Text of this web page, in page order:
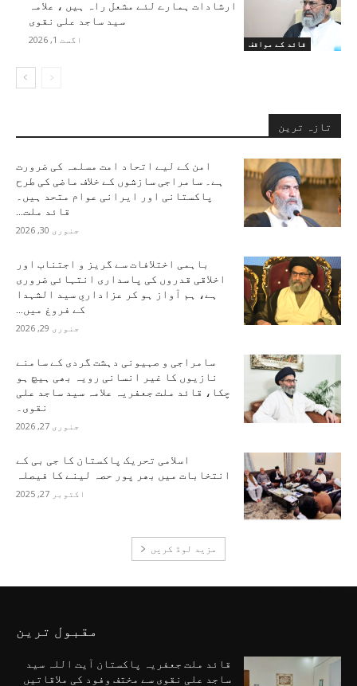
قائد کے مواقف
ارشادات ہمارے لئے مشعل راہ ہیں ، علامہ
سید ساجد علی نقوی
اگست 1, 2026
تازہ ترین
امن کے لیے اتحاد امت مسلمہ کی ضرورت
ہے۔ سامراجی سازشوں کے خلاف ماضی کی طرح
پاکستانی اور ایرانی عوام متحد ہیں۔
قائد ملت...
جنوری 30, 2026
باہمی اختلافات سے گریز و اجتناب اور
اخلاقی قدروں کی پاسداری انتہائی ضروری
ہے، ہم آواز ہو کر عزاداریِ سید الشہدا
کے فروغ میں...
جنوری 29, 2026
سامراجی و صہیونی دہشت گردی کے سامنے
نازیوں کا غیر انسانی رویہ بھی ہیچ ہو
چکا، قائد ملت جعفریہ علامہ سید ساجد علی
نقوی۔
جنوری 27, 2026
اسلامی تحریک پاکستان کا جی بی کے
انتخابات میں بھر پور حصہ لینے کا فیصلہ
اکتوبر 27, 2025
مزید لوڈ کریں
مقبول ترین
قائد ملت جعفریہ پاکستان آیت اللہ سید
ساجد علی نقوی سے مختف وفود کی ملاقاتیں